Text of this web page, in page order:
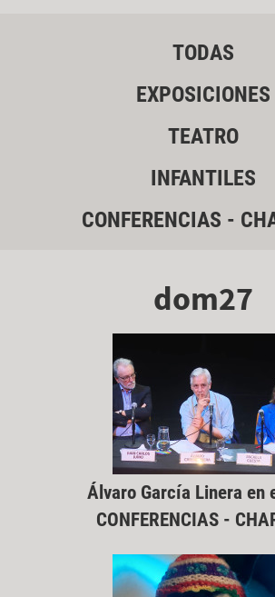
TODAS
EXPOSICIONES
TEATRO
INFANTILES
CONFERENCIAS -
dom27
Álvaro García Linera en
CONFERENCIAS -